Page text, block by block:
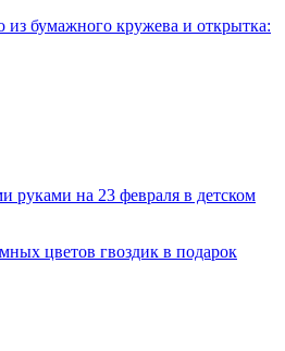
из бумажного кружева и открытка:
руками на 23 февраля в детском
цветов гвоздик в подарок